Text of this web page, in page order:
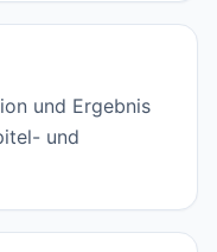
und Ergebnis
und